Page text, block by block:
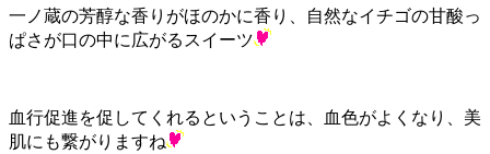
一ノ蔵の芳醇な香りがほのかに香り、自然なイチゴの甘酸っ
ぱさが口の中に広がるスイーツ
血行促進を促してくれるということは、血色がよくなり、美
肌にも繋がりますね